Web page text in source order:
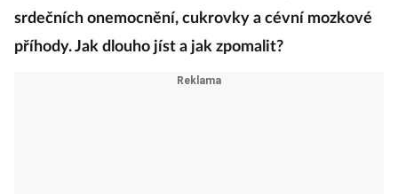
srdečních onemocnění, cukrovky a cévní mozkové
příhody. Jak dlouho jíst a jak zpomalit?